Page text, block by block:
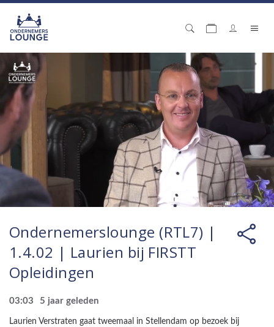
Ondernemerslounge (RTL7) |
1.4.02 | Laurien bij FIRSTT
Opleidingen
03:03 5 jaar geleden
Laurien Verstraten gaat tweemaal in Stellendam op bezoek bij